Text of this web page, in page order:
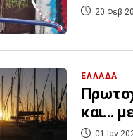
20 Φεβ
ΕΛΛΑΔΑ
και...
01 Ιαν